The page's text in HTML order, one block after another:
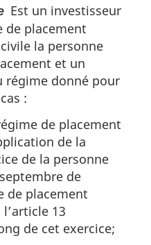
Est un investisseur
de placement
la personne
et un
régime donné pour
:
de placement
de la
de la personne
de
de placement
13
de cet exercice;